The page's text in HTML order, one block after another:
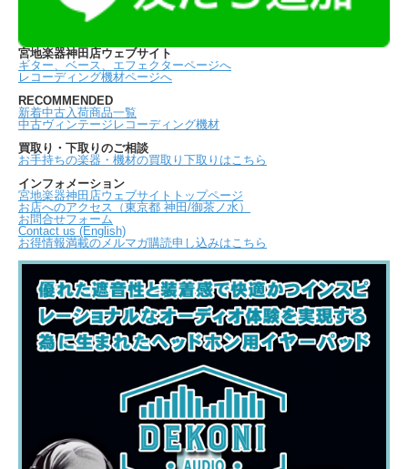
宮地楽器神田店ウェブサイト
ギター、ベース、エフェクターページへ
レコーディング機材ページへ
RECOMMENDED
新着中古入荷商品一覧
中古ヴィンテージレコーディング機材
買取り・下取りのご相談
お手持ちの楽器・機材の買取り下取りはこちら
インフォメーション
宮地楽器神田店ウェブサイトトップページ
お店へのアクセス（東京都 神田/御茶ノ水）
お問合せフォーム
Contact us (English)
お得情報満載のメルマガ購読申し込みはこちら